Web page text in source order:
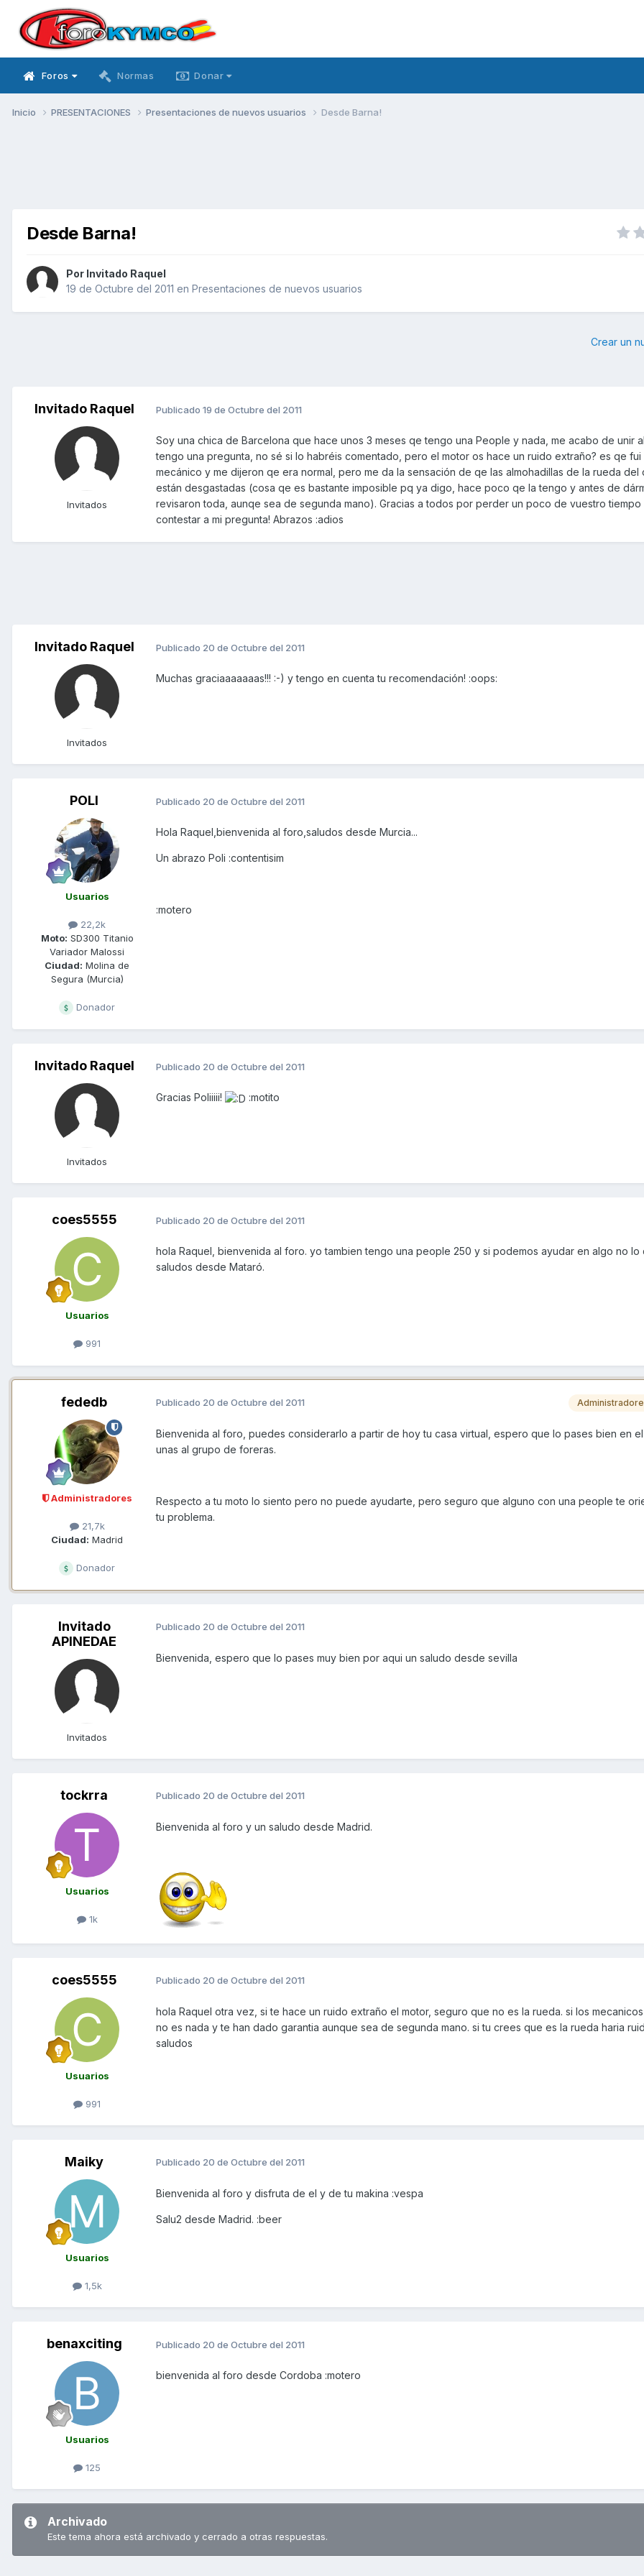
Foros Normas Donar
Inicio PRESENTACIONES Presentaciones de nuevos usuarios Desde Barna!
Desde Barna!
Por Invitado Raquel
19 de Octubre del 2011 en Presentaciones de nuevos usuarios
Crear un
Invitado Raquel
Invitados
Publicado 19 de Octubre del 2011
Soy una chica de Barcelona que hace unos 3 meses qe tengo una People y nada, me acabo de unir
tengo una pregunta, no sé si lo habréis comentado, pero el motor os hace un ruido extraño? es qe fui
mecánico y me dijeron qe era normal, pero me da la sensación de qe las almohadillas de la rueda del
están desgastadas (cosa qe es bastante imposible pq ya digo, hace poco qe la tengo y antes de
revisaron toda, aunqe sea de segunda mano). Gracias a todos por perder un poco de vuestro
contestar a mi pregunta! Abrazos :adios
Invitado Raquel
Invitados
Publicado 20 de Octubre del 2011
Muchas graciaaaaaaas!!! :-) y tengo en cuenta tu recomendación! :oops:
POLI
Usuarios
22,2k
Moto: SD300 Titanio
Variador Malossi
Ciudad: Molina de
Segura (Murcia)
Donador
Publicado 20 de Octubre del 2011
Hola Raquel,bienvenida al foro,saludos desde Murcia...
Un abrazo Poli :contentisim
:motero
Invitado Raquel
Invitados
Publicado 20 de Octubre del 2011
Gracias Poliiiii! :motito
coes5555
Usuarios
991
Publicado 20 de Octubre del 2011
hola Raquel, bienvenida al foro. yo tambien tengo una people 250 y si podemos ayudar en algo no lo
saludos desde Mataró.
fededb
Administradores
21,7k
Ciudad: Madrid
Donador
Publicado 20 de Octubre del 2011
Bienvenida al foro, puedes considerarlo a partir de hoy tu casa virtual, espero que lo pases bien en el
unas al grupo de foreras.
Respecto a tu moto lo siento pero no puede ayudarte, pero seguro que alguno con una people te
tu problema.
Invitado
APINEDAE
Invitados
Publicado 20 de Octubre del 2011
Bienvenida, espero que lo pases muy bien por aqui un saludo desde sevilla
tockrra
Usuarios
1k
Publicado 20 de Octubre del 2011
Bienvenida al foro y un saludo desde Madrid.
coes5555
Usuarios
991
Publicado 20 de Octubre del 2011
hola Raquel otra vez, si te hace un ruido extraño el motor, seguro que no es la rueda. si los
no es nada y te han dado garantia aunque sea de segunda mano. si tu crees que es la rueda haria
saludos
Maiky
Usuarios
1,5k
Publicado 20 de Octubre del 2011
Bienvenida al foro y disfruta de el y de tu makina :vespa
Salu2 desde Madrid. :beer
benaxciting
Usuarios
125
Publicado 20 de Octubre del 2011
bienvenida al foro desde Cordoba :motero
Archivado
Este tema ahora está archivado y cerrado a otras respuestas.